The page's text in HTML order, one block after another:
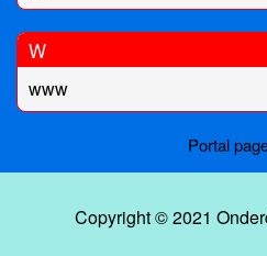
W
www
Portal
Copyright © 2021